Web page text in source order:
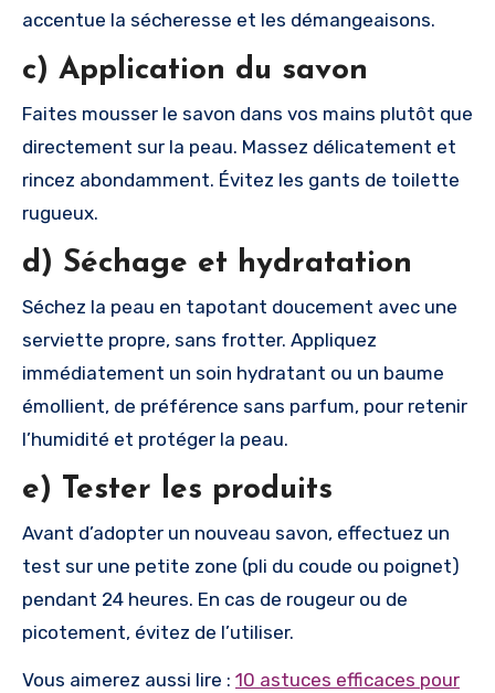
accentue la sécheresse et les démangeaisons.
c) Application du savon
Faites mousser le savon dans vos mains plutôt que
directement sur la peau. Massez délicatement et
rincez abondamment. Évitez les gants de toilette
rugueux.
d) Séchage et hydratation
Séchez la peau en tapotant doucement avec une
serviette propre, sans frotter. Appliquez
immédiatement un soin hydratant ou un baume
émollient, de préférence sans parfum, pour retenir
l’humidité et protéger la peau.
e) Tester les produits
Avant d’adopter un nouveau savon, effectuez un
test sur une petite zone (pli du coude ou poignet)
pendant 24 heures. En cas de rougeur ou de
picotement, évitez de l’utiliser.
Vous aimerez aussi lire : 10 astuces efficaces pour